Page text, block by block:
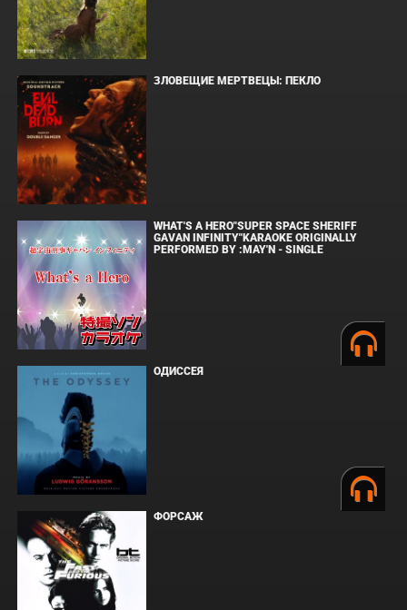
ЗЛОВЕЩИЕ МЕРТВЕЦЫ: ПЕКЛО
WHAT'S A HERO"SUPER SPACE SHERIFF
GAVAN INFINITY"KARAOKE ORIGINALLY
PERFORMED BY :MAY'N - SINGLE
ОДИССЕЯ
ФОРСАЖ